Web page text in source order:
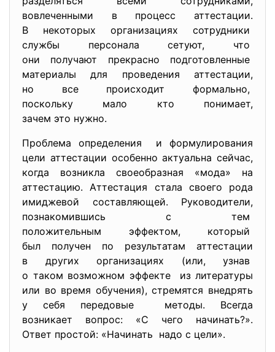
вовлеченными в процесс аттестации.
В некоторых организациях сотрудники
службы персонала сетуют, что
они получают прекрасно подготовленные
материалы для проведения аттестации,
но все происходит формально,
поскольку мало кто понимает,
зачем это нужно.
Проблема определения и формулирования
цели аттестации особенно актуальна сейчас,
когда возникла своеобразная «мода» на
аттестацию. Аттестация стала своего рода
имиджевой составляющей. Руководители,
познакомившись с тем
положительным эффектом, который
был получен по результатам аттестации
в других организациях (или, узнав
о таком возможном эффекте из литературы
или во время обучения), стремятся внедрять
у себя передовые методы. Всегда
возникает вопрос: «С чего начинать?».
Ответ простой: «Начинать надо с цели».